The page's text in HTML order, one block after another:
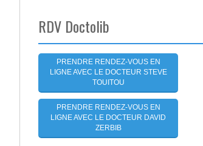
RDV Doctolib
PRENDRE RENDEZ-VOUS EN
LIGNE AVEC LE DOCTEUR STEVE
TOUITOU
PRENDRE RENDEZ-VOUS EN
LIGNE AVEC LE DOCTEUR DAVID
ZERBIB